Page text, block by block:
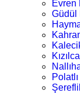
Evren
Güdül